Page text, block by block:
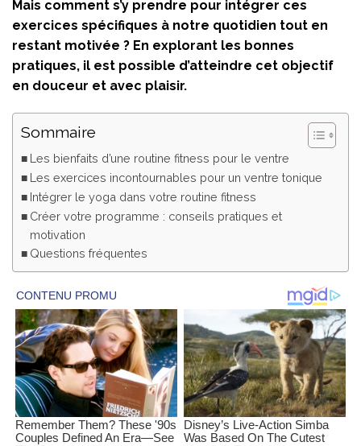
Mais comment s’y prendre pour intégrer ces
exercices spécifiques à notre quotidien tout en
restant motivée ? En explorant les bonnes
pratiques, il est possible d’atteindre cet objectif
en douceur et avec plaisir.
Sommaire
Les bienfaits d’une routine fitness pour le ventre
Les exercices incontournables pour un ventre tonique
Intégrer le yoga dans votre routine fitness
Créer votre programme : conseils pratiques et
motivation
Questions fréquentes